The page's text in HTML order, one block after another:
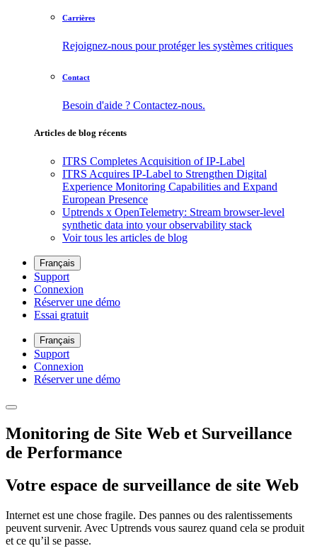
Carrières
Rejoignez-nous pour protéger les systèmes critiques
Contact
Besoin d'aide ? Contactez-nous.
Articles de blog récents
ITRS Completes Acquisition of IP-Label
ITRS Acquires IP-Label to Strengthen Digital
Experience Monitoring Capabilities and Expand
European Presence
Uptrends x OpenTelemetry: Stream browser-level
synthetic data into your observability stack
Voir tous les articles de blog
Français
Support
Connexion
Réserver une démo
Essai gratuit
Français
Support
Connexion
Réserver une démo
Monitoring de Site Web et Surveillance
de Performance
Votre espace de surveillance de site Web
Internet est une chose fragile. Des pannes ou des ralentissements
peuvent survenir. Avec Uptrends vous saurez quand cela se produit
et ce qu’il se passe.